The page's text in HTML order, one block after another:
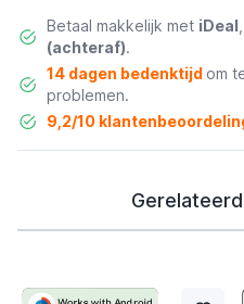
Betaal makkelijk met iDeal
(achteraf).
14 dagen bedenktijd om
problemen.
9,2/10